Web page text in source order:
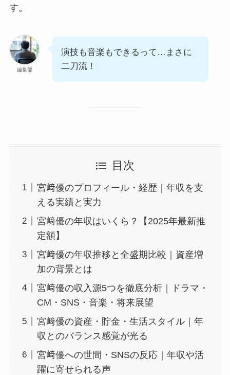
す。
編集部
演技も音楽もできるって…まさに
二刀流！
目次
宮﨑優のプロフィール・経歴｜年収を支
える実績と実力
宮﨑優の年収はいくら？【2025年最新推
定額】
宮﨑優の年収推移と全盛期比較｜資産増
加の背景とは
宮﨑優の収入源5つを徹底分析｜ドラマ・
CM・SNS・音楽・将来展望
宮﨑優の資産・貯金・生活スタイル｜年
収とのバランス感覚が光る
宮﨑優への世間・SNSの反応｜年収や活
躍に寄せられる声